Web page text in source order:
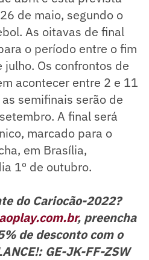
de maio, segundo o
As oitavas de final
o período entre o fim
Os confrontos de
acontecer entre 2 e 11
semifinais serão de
A final será
marcado para o
em Brasília,
1º de outubro.
do Cariocão-2022?
, preencha
de desconto com o
GE-JK-FF-ZSW